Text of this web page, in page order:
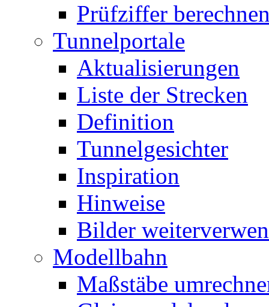
Prüfziffer
Tunnelportale
Aktualisierungen
Liste der Strecken
Definition
Tunnelgesichter
Inspiration
Hinweise
Bilder
Modellbahn
Maßstäbe